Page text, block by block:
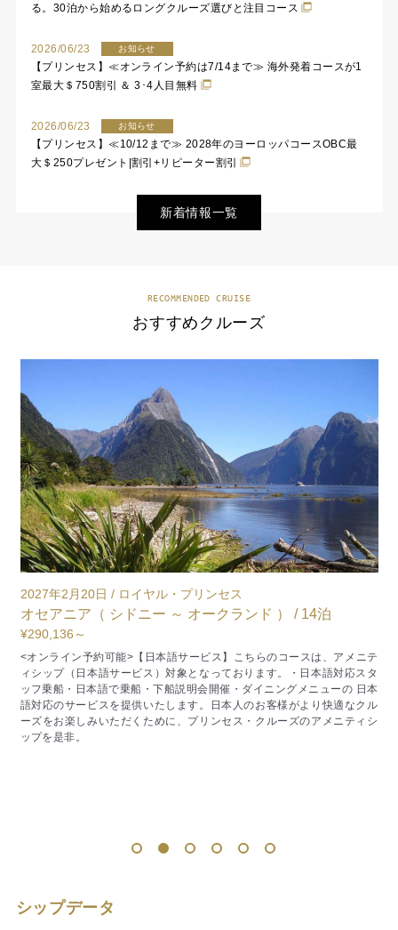
る。30泊から始めるロングクルーズ選びと注目コース
2026/06/23 お知らせ
【プリンセス】≪オンライン予約は7/14まで≫ 海外発着コースが1
室最大＄750割引 ＆ 3･4人目無料
2026/06/23 お知らせ
【プリンセス】≪10/12まで≫ 2028年のヨーロッパコースOBC最
大＄250プレゼント|割引+リピーター割引
新着情報一覧
RECOMMENDED CRUISE
おすすめクルーズ
2027年5月9日 / スター・プリンセス
アラスカ（ シアトル／ワシントン州 発着 ） / 7泊
お問合せフォームください
<オンライン予約可>
エレガントな新造船スター・プリンセスでシアトルを後にし、森と水の
香りに包まれるケチカンからアラスカらしい原風景に触れ、切り立つ峡
湾を抜けて迫力あるドーズ氷河を間近に望み、ジュノーやスキャグウェ
イでは歴史と大自然のドラマに出会い、旅の締めくくりにはビクトリア
の優雅な街並みが迎えてくれる、プリンセスが最も得意とするアラスカ
1 2 3 4 5 6
シップデータ